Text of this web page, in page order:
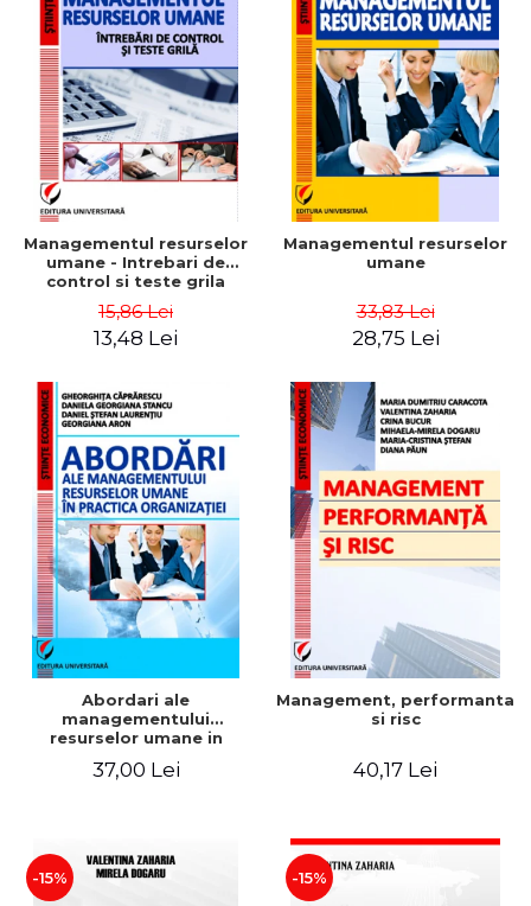
Managementul resurselor
umane - Intrebari de
control si teste grila
15,86 Lei
13,48 Lei
Managementul resurselor
umane
33,83 Lei
28,75 Lei
Abordari ale
managementului
resurselor umane in
37,00 Lei
Management, performanta
si risc
40,17 Lei
-15% -15%